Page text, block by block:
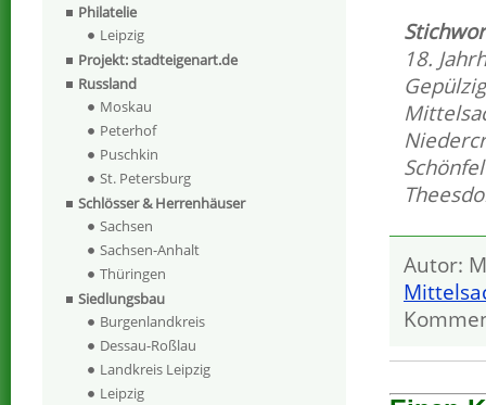
18.
Gepülzig
Autor:
Philatelie
Leipzig
Projekt: stadteigenart.de
Russland
Moskau
Peterhof
Puschkin
St. Petersburg
Schlösser & Herrenhäuser
Sachsen
Sachsen-Anhalt
Thüringen
Siedlungsbau
Burgenlandkreis
Dessau-Roßlau
Landkreis Leipzig
Leipzig